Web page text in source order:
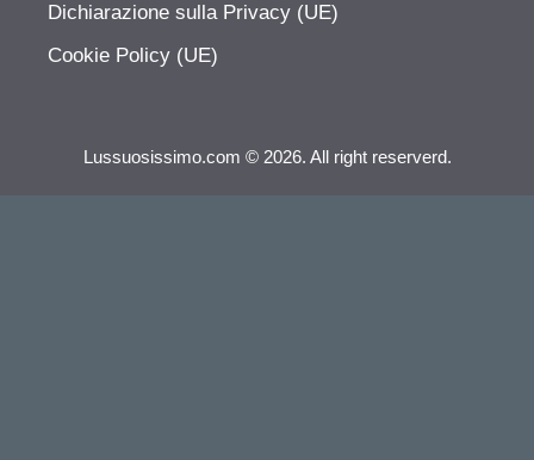
Dichiarazione sulla Privacy (UE)
Cookie Policy (UE)
Lussuosissimo.com © 2026. All right reserverd.